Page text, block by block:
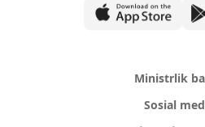
Ministrlik
Sosial